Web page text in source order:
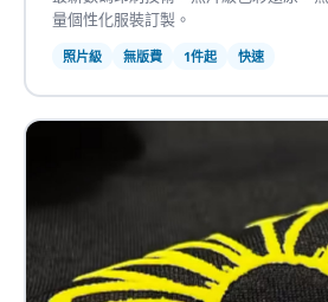
量個性化服裝訂製。
照片級 無版費 1件起 快速